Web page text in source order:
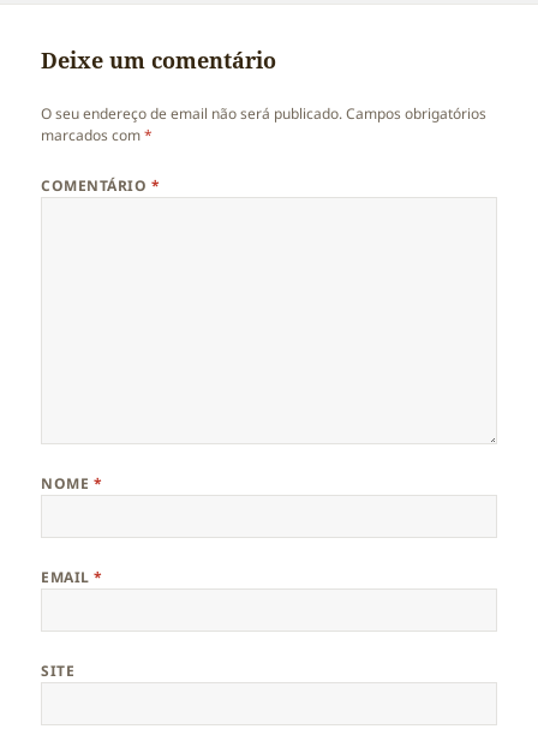
Deixe um comentário
O seu endereço de email não será publicado. Campos obrigatórios
marcados com*
COMENTÁRIO *
NOME *
EMAIL*
SITE